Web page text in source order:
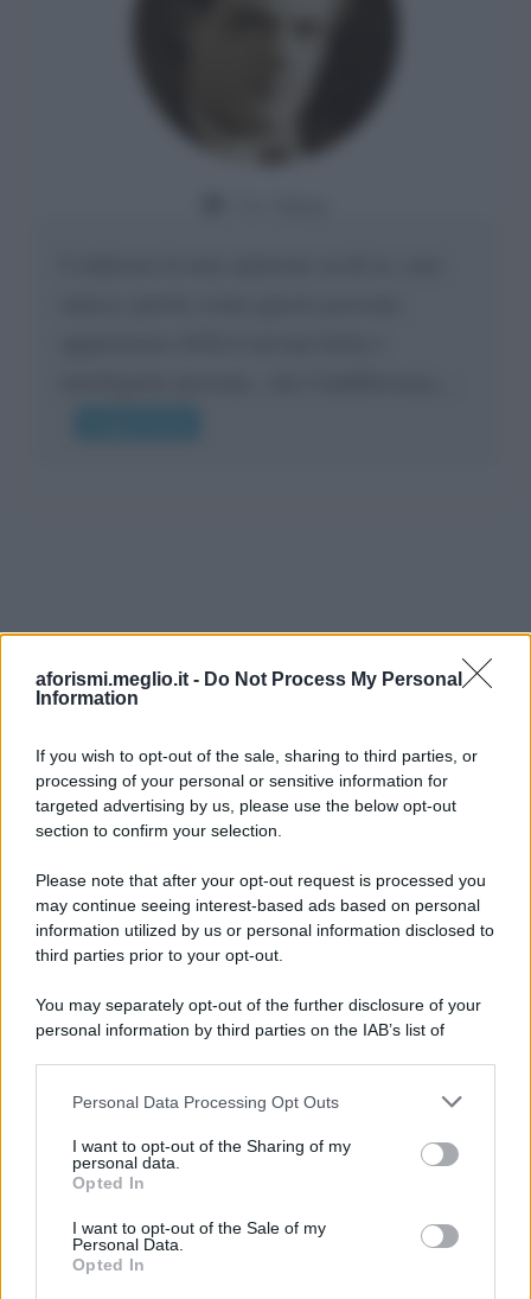
aforismi.meglio.it - Do Not Process My Personal
Information
If you wish to opt-out of the sale, sharing to third parties, or
processing of your personal or sensitive information for
targeted advertising by us, please use the below opt-out
section to confirm your selection.
Please note that after your opt-out request is processed you
may continue seeing interest-based ads based on personal
information utilized by us or personal information disclosed to
third parties prior to your opt-out.
You may separately opt-out of the further disclosure of your
personal information by third parties on the IAB’s list of
This information may also be disclosed by us to third parties
disclose it to other third parties.
Please note that this website/app uses one or more Google
services and may gather and store information including but
not limited to your visit or usage behaviour. You may click to
grant or deny consent to Google and its third-party tags to
Personal Data Processing Opt Outs
I want to opt-out of the Sharing of my
personal data.
Opted In
I want to opt-out of the Sale of my
Personal Data.
Opted In
Ricevi LE FRASI PIÙ BELLE via e-mail
E-mail